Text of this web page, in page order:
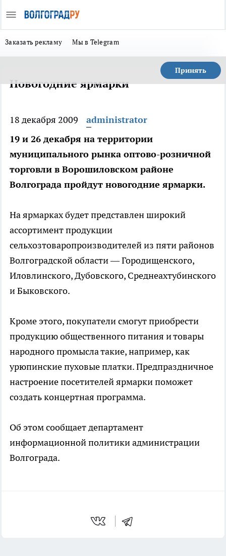
Заказать рекламу Мы в Telegram
Принять
Новогодние ярмарки
18 декабря 2009
administrator
19 и 26 декабря на территории
муниципального рынка оптово-розничной
торговли в Ворошиловском районе
Волгограда пройдут новогодние ярмарки.
На ярмарках будет представлен широкий
ассортимент продукции
сельхозтоваропроизводителей из пяти районов
Волгоградской области — Городищенского,
Иловлинского, Дубовского, Среднеахтубинского
и Быковского.
Кроме этого, покупатели смогут приобрести
продукцию общественного питания и товары
народного промысла такие, например, как
урюпинские пуховые платки. Предпраздничное
настроение посетителей ярмарки поможет
создать концертная программа.
Об этом сообщает департамент
информационной политики администрации
Волгограда.